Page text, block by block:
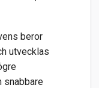
beror
utvecklas
snabbare